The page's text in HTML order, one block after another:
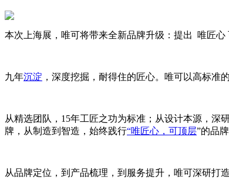
本次上海展，唯可将带来全新品牌升级：提出 唯匠心
九年沉淀 ，深度挖掘，耐得住的匠心。唯可以高标
从精选团队， 15年工匠之功为标准；从设计本源，深
牌，从制造到智造，始终践行“唯匠心，可顶层”的品牌
从品牌定位，到产品梳理，到服务提升，唯可深研打